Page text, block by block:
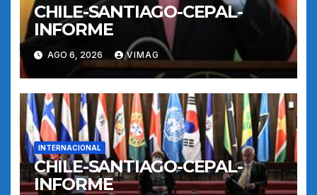
CHILE-SANTIAGO-CEPAL-
INFORME
AGO 6, 2026 VIMAG
INTERNACIONAL
CHILE-SANTIAGO-CEPAL-
INFORME